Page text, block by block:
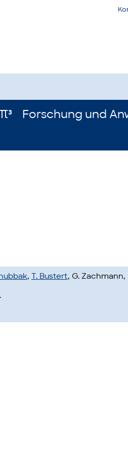
Forschung und
, T. Bustert, G. Zachmann,